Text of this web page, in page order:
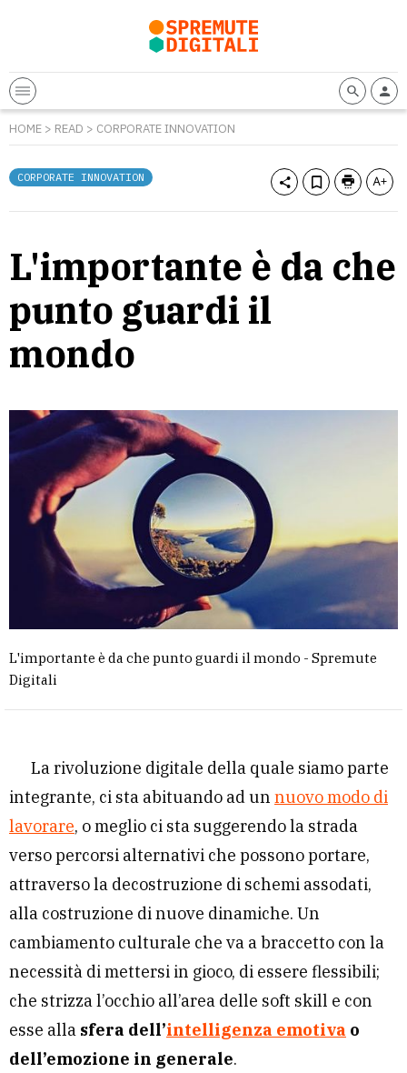
HOME > READ > CORPORATE INNOVATION
CORPORATE INNOVATION
L'importante è da che
punto guardi il
mondo
L'importante è da che punto guardi il mondo - Spremute
Digitali
La rivoluzione digitale della quale siamo parte
integrante, ci sta abituando ad un nuovo modo di
lavorare, o meglio ci sta suggerendo la strada
verso percorsi alternativi che possono portare,
attraverso la decostruzione di schemi assodati,
alla costruzione di nuove dinamiche. Un
cambiamento culturale che va a braccetto con la
necessità di mettersi in gioco, di essere flessibili;
che strizza l’occhio all’area delle soft skill e con
esse alla sfera dell’intelligenza emotiva o
dell’emozione in generale.